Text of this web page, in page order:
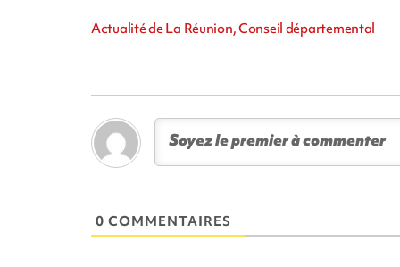
Actualité de La Réunion, Conseil départemental
0 COMMENTAIRES